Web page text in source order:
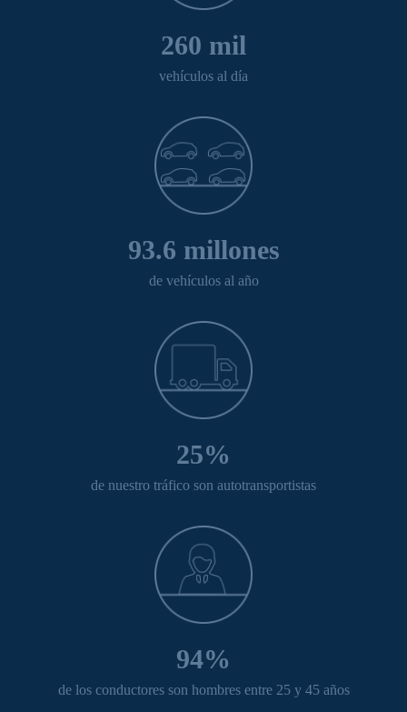
260 mil
vehículos al día
93.6 millones
de vehículos al año
25%
de nuestro tráfico son autotransportistas
94%
de los conductores son hombres entre 25 y 45 años